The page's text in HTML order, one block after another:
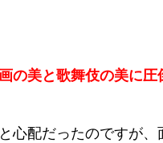
の美と歌舞伎の美に圧
心配だったのですが